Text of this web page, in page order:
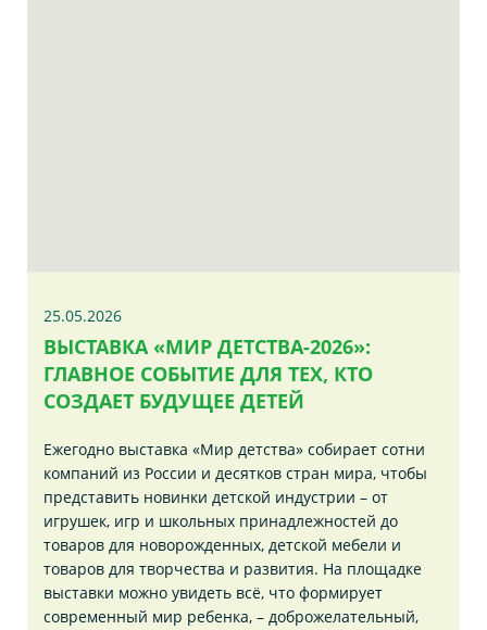
25.05.2026
ВЫСТАВКА «МИР ДЕТСТВА-2026»:
ГЛАВНОЕ СОБЫТИЕ ДЛЯ ТЕХ, КТО
СОЗДАЕТ БУДУЩЕЕ ДЕТЕЙ
Ежегодно выставка «Мир детства» собирает сотни
компаний из России и десятков стран мира, чтобы
представить новинки детской индустрии – от
игрушек, игр и школьных принадлежностей до
товаров для новорожденных, детской мебели и
товаров для творчества и развития. На площадке
выставки можно увидеть всё, что формирует
современный мир ребенка, – доброжелательный,